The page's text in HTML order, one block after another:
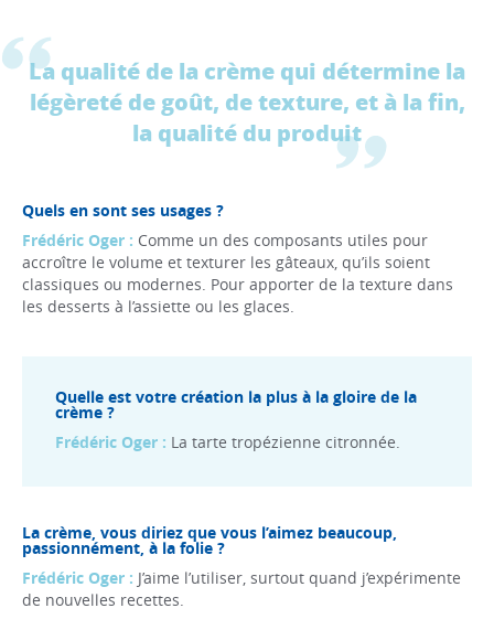
La qualité de la crème qui détermine la
légèreté de goût, de texture, et à la fin,
la qualité du produit
Quels en sont ses usages ?
Frédéric Oger : Comme un des composants utiles pour
accroître le volume et texturer les gâteaux, qu’ils soient
classiques ou modernes. Pour apporter de la texture dans
les desserts à l’assiette ou les glaces.
Quelle est votre création la plus à la gloire de la
crème ?
Frédéric Oger : La tarte tropézienne citronnée.
La crème, vous diriez que vous l’aimez beaucoup,
passionnément, à la folie ?
Frédéric Oger : J’aime l’utiliser, surtout quand j’expérimente
de nouvelles recettes.